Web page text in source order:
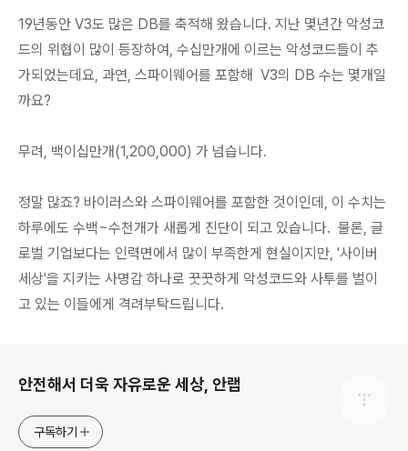
19년동안 V3도 많은 DB를 축적해 왔습니다. 지난 몇년간 악성코
드의 위협이 많이 등장하여, 수십만개에 이르는 악성코드들이 추
가되었는데요, 과연, 스파이웨어를 포함해 V3의 DB 수는 몇개일
까요?
무려, 백이십만개(1,200,000) 가 넘습니다.
정말 많죠? 바이러스와 스파이웨어를 포함한 것이인데, 이 수치는
하루에도 수백~수천개가 새롭게 진단이 되고 있습니다. 물론, 글
로벌 기업보다는 인력면에서 많이 부족한게 현실이지만, '사이버
세상'을 지키는 사명감 하나로 꿋꿋하게 악성코드와 사투를 벌이
고 있는 이들에게 격려부탁드립니다.
안전해서 더욱 자유로운 세상, 안랩
구독하기